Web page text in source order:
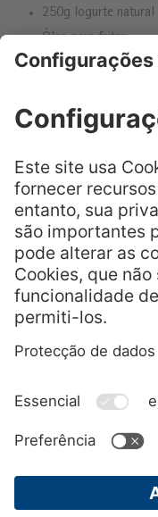
250g Iogurte natural
Óleo para fritar